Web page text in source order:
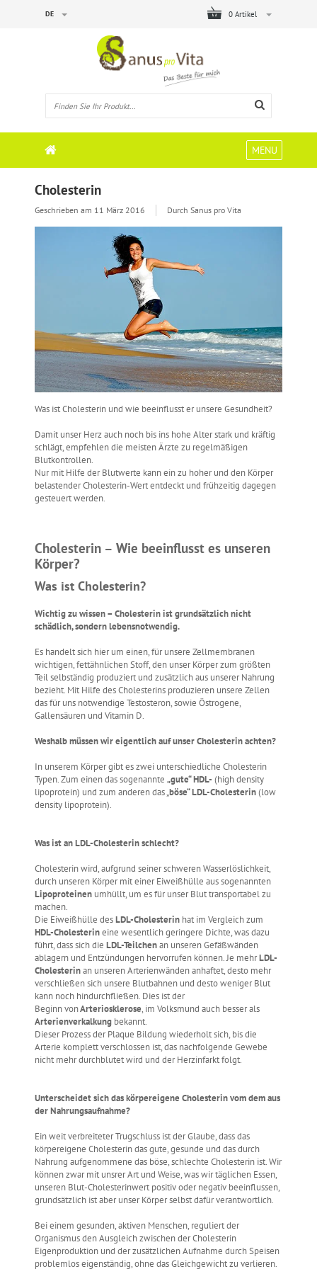
0 Artikel
DE
MENU
Cholesterin
Geschrieben am 11 März 2016 Durch Sanus pro Vita
Was ist Cholesterin und wie beeinflusst er unsere Gesundheit?
Damit unser Herz auch noch bis ins hohe Alter stark und kräftig
schlägt, empfehlen die meisten Ärzte zu regelmäßigen
Blutkontrollen.
Nur mit Hilfe der Blutwerte kann ein zu hoher und den Körper
belastender Cholesterin-Wert entdeckt und frühzeitig dagegen
gesteuert werden.
Cholesterin – Wie beeinflusst es unseren
Körper?
Was ist Cholesterin?
Wichtig zu wissen – Cholesterin ist grundsätzlich nicht
schädlich, sondern lebensnotwendig.
Es handelt sich hier um einen, für unsere Zellmembranen
wichtigen, fettähnlichen Stoff, den unser Körper zum größten
Teil selbständig produziert und zusätzlich aus unserer Nahrung
bezieht. Mit Hilfe des Cholesterins produzieren unsere Zellen
das für uns notwendige Testosteron, sowie Östrogene,
Gallensäuren und Vitamin D.
Weshalb müssen wir eigentlich auf unser Cholesterin achten?
In unserem Körper gibt es zwei unterschiedliche Cholesterin
Typen. Zum einen das sogenannte „gute“ HDL- (high density
lipoprotein) und zum anderen das „böse“ LDL-Cholesterin(low
density lipoprotein).
Was ist an LDL-Cholesterin schlecht?
Cholesterin wird, aufgrund seiner schweren Wasserlöslichkeit,
durch unseren Körper mit einer Eiweißhülle aus sogenannten
Lipoproteinenumhüllt, um es für unser Blut transportabel zu
machen.
Die Eiweißhülle desLDL-Cholesterinhat im Vergleich zum
HDL-Cholesterineine wesentlich geringere Dichte, was dazu
führt, dass sich die LDL-Teilchenan unseren Gefäßwänden
ablagern und Entzündungen hervorrufen können. Je mehrLDL-
Cholesterinan unseren Arterienwänden anhaftet, desto mehr
verschließen sich unsere Blutbahnen und desto weniger Blut
kann noch hindurchfließen. Dies ist der
Beginn vonArteriosklerose, im Volksmund auch besser als
Arterienverkalkungbekannt.
Dieser Prozess der Plaque Bildung wiederholt sich, bis die
Arterie komplett verschlossen ist, das nachfolgende Gewebe
nicht mehr durchblutet wird und der Herzinfarkt folgt.
Unterscheidet sich das körpereigene Cholesterin vom dem aus
der Nahrungsaufnahme?
Ein weit verbreiteter Trugschluss ist der Glaube, dass das
körpereigene Cholesterin das gute, gesunde und das durch
Nahrung aufgenommene das böse, schlechte Cholesterin ist. Wir
können zwar mit unsrer Art und Weise, was wir täglichen Essen,
unseren Blut-Cholesterinwert positiv oder negativ beeinflussen,
grundsätzlich ist aber unser Körper selbst dafür verantwortlich.
Bei einem gesunden, aktiven Menschen, reguliert der
Organismus den Ausgleich zwischen der Cholesterin
Eigenproduktion und der zusätzlichen Aufnahme durch Speisen
problemlos eigenständig, ohne das Gleichgewicht zu verlieren.